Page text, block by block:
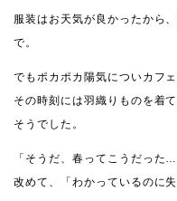
服装はお天気が良かったから
で。
でもポカポカ陽気についカフ
その時刻には羽織りものを着
そうでした。
「そうだ、春ってこうだった…
改めて、「わかっているのに